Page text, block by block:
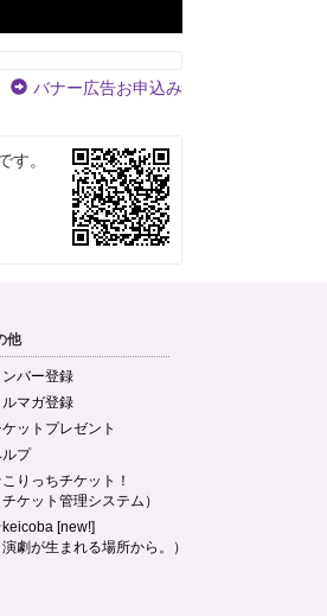
バナー広告お申込み
す。
他
ンバー登録
ルマガ登録
ットプレゼント
プ
りっちチケット！
チケット管理システム）
[new!]
演劇が生まれる場所から。）